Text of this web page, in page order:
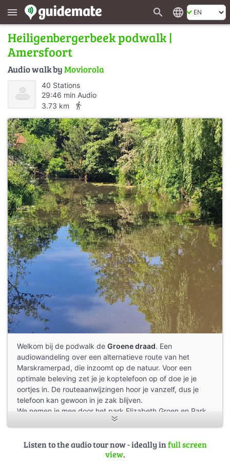
menu search language
Heiligenbergerbeek podwalk |
Amersfoort
Audio walk byMoviorola
40 Stations
29:46 min Audio
3.73 km
directions_walk
Welkom bij de podwalk de Groene draad. Een
audiowandeling over een alternatieve route van het
Marskramerpad, die inzoomt op de natuur. Voor een
optimale beleving zet je je koptelefoon op of doe je je
oortjes in. De routeaanwijzingen hoor je vanzelf, dus je
telefoon kan gewoon in je zak blijven.
We nemen je mee door het park Elizabeth Groen en Park
Randenbroek. Je hoort hoe op initiatief van bewoners een
voor de stad. Hier zitten ijsvogels, ringslangen en
Listen to the audio tour now - ideally infull screen
view.